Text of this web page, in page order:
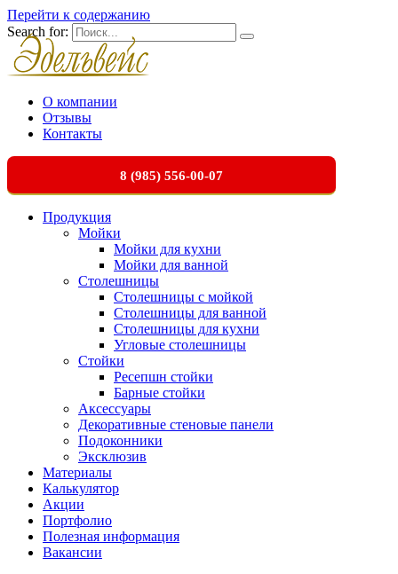
Перейти к содержанию
Search for:
О компании
Отзывы
Контакты
8 (985) 556-00-07
Продукция
Мойки
Мойки для кухни
Мойки для ванной
Столешницы
Столешницы с мойкой
Столешницы для ванной
Столешницы для кухни
Угловые столешницы
Стойки
Ресепшн стойки
Барные стойки
Аксессуары
Декоративные стеновые панели
Подоконники
Эксклюзив
Материалы
Калькулятор
Акции
Портфолио
Полезная информация
Вакансии